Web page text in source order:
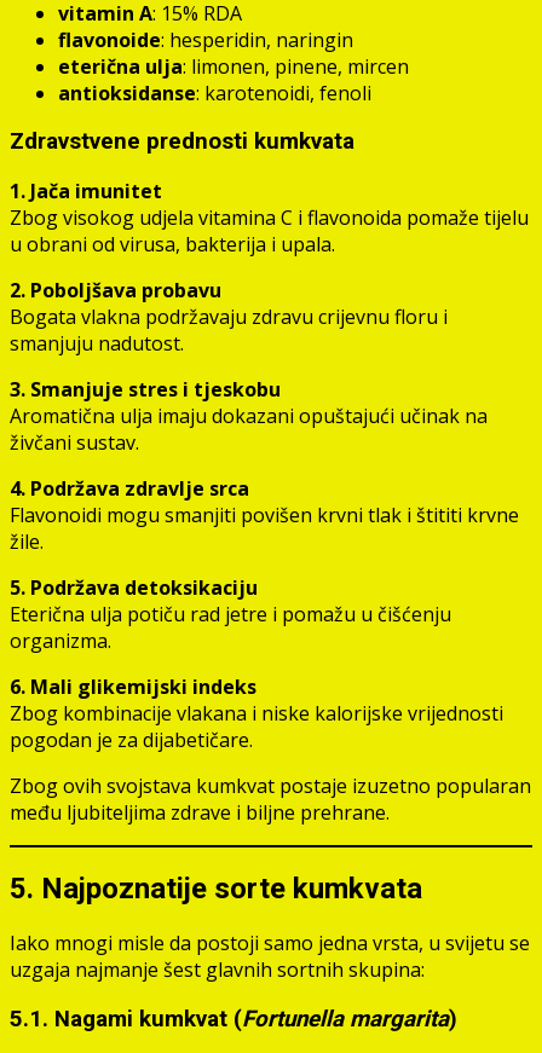
vitamin A: 15% RDA
flavonoide: hesperidin, naringin
eterična ulja: limonen, pinene, mircen
antioksidanse: karotenoidi, fenoli
Zdravstvene prednosti kumkvata
1. Jača imunitet
Zbog visokog udjela vitamina C i flavonoida pomaže tijelu
u obrani od virusa, bakterija i upala.
2. Poboljšava probavu
Bogata vlakna podržavaju zdravu crijevnu floru i
smanjuju nadutost.
3. Smanjuje stres i tjeskobu
Aromatična ulja imaju dokazani opuštajući učinak na
živčani sustav.
4. Podržava zdravlje srca
Flavonoidi mogu smanjiti povišen krvni tlak i štititi krvne
žile.
5. Podržava detoksikaciju
Eterična ulja potiču rad jetre i pomažu u čišćenju
organizma.
6. Mali glikemijski indeks
Zbog kombinacije vlakana i niske kalorijske vrijednosti
pogodan je za dijabetičare.
Zbog ovih svojstava kumkvat postaje izuzetno popularan
među ljubiteljima zdrave i biljne prehrane.
5. Najpoznatije sorte kumkvata
Iako mnogi misle da postoji samo jedna vrsta, u svijetu se
uzgaja najmanje šest glavnih sortnih skupina:
5.1. Nagami kumkvat (Fortunella margarita)